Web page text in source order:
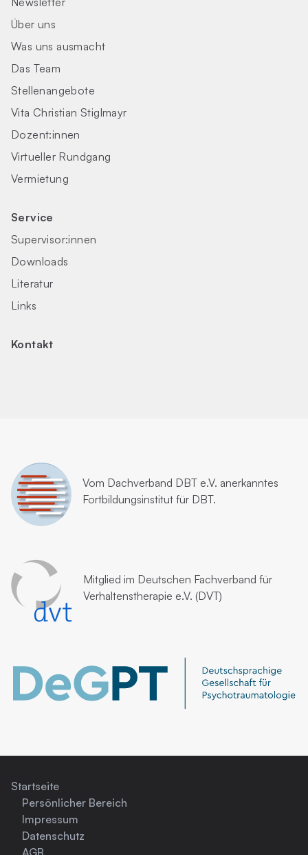
Über uns
Was uns ausmacht
Das Team
Stellenangebote
Vita Christian Stiglmayr
Dozent:innen
Virtueller Rundgang
Vermietung
Service
Supervisor:innen
Downloads
Literatur
Links
Kontakt
Vom Dachverband DBT e.V. anerkanntes
Fortbildungsinstitut für DBT.
Mitglied im Deutschen Fachverband für
Verhaltenstherapie e.V. (DVT)
Startseite
Persönlicher Bereich
Impressum
Datenschutz